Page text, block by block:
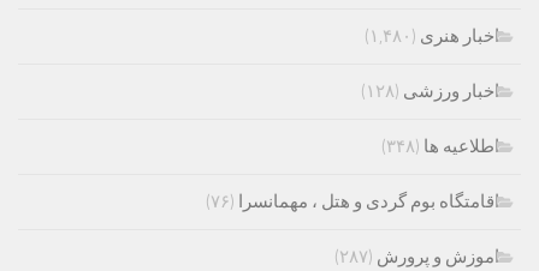
اخبار هنری (۱,۴۸۰)
اخبار ورزشی (۱۲۸)
اطلاعیه ها (۳۴۸)
اقامتگاه بوم گردی و هتل ، مهمانسرا (۷۶)
اموزش و پرورش (۲۸۷)